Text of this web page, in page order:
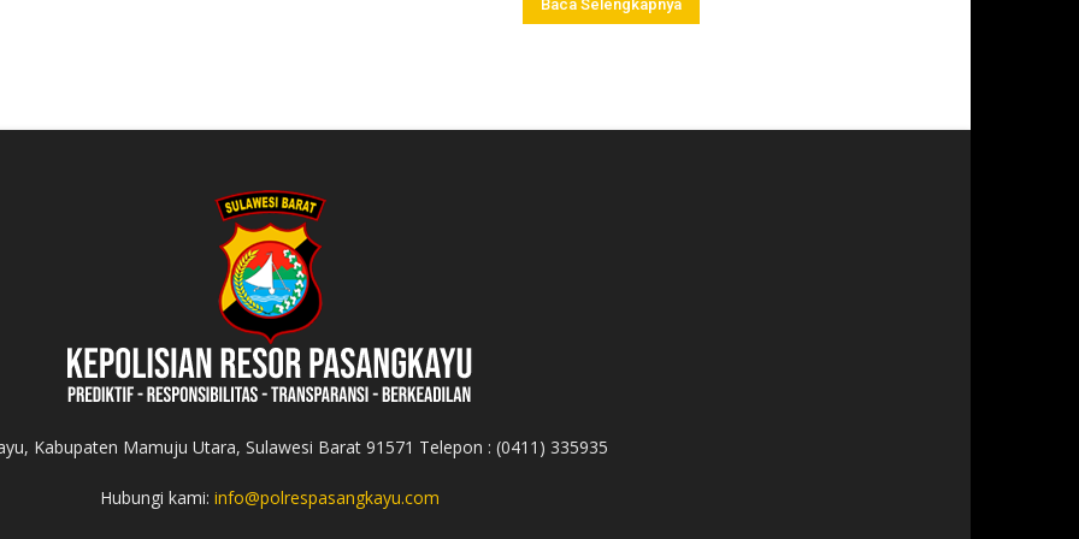
Baca Selengkapnya
Kabupaten Mamuju Utara, Sulawesi Barat 91571 Telepon : (0411) 335935
Hubungi kami: info@polrespasangkayu.com